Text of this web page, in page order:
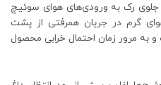
رک به ورودی‌های هوای سوئیچ
گرم در جریان همرفتی از پشت
مرور زمان احتمال خرابی محصول